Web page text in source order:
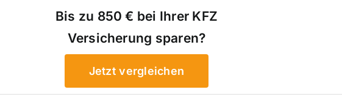
Bis zu 850 € bei Ihrer KFZ
Versicherung sparen?
Jetzt vergleichen